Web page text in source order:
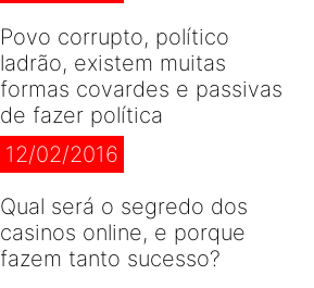
Povo corrupto, político
ladrão, existem muitas
formas covardes e passivas
de fazer política
12/02/2016
Qual será o segredo dos
casinos online, e porque
fazem tanto sucesso?